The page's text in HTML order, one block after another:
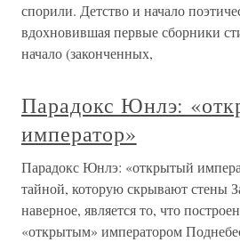
спорили. Детство и начало
вдохновившая первые сборники
начало (законченных,
Парадокс Юнлэ:
император»
Парадокс Юнлэ: «открытый
тайной, которую скрывают стены
наверное, является то, что
«открытым» императором